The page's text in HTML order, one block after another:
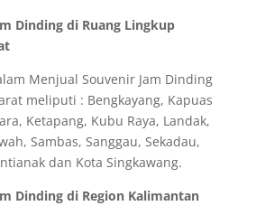
Dinding di Ruang Lingkup
Menjual Souvenir Jam Dinding
meliputi : Bengkayang, Kapuas
Ketapang, Kubu Raya, Landak,
Sambas, Sanggau, Sekadau,
dan Kota Singkawang.
Dinding di Region Kalimantan